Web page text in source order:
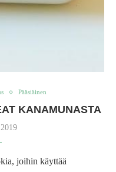
Pääsiäinen
KANAMUNASTA
joihin käyttää